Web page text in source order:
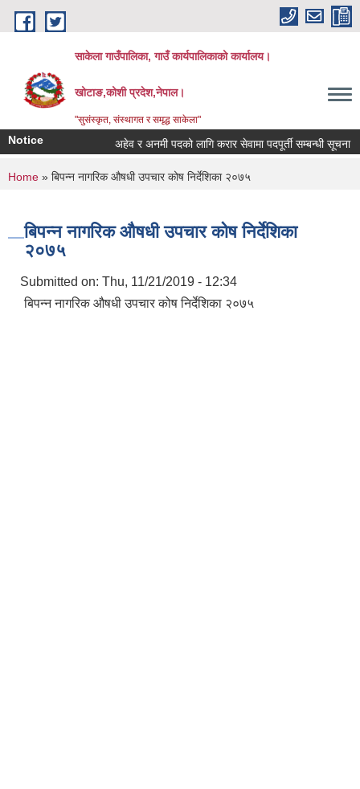
Skip to main content
साकेला गाउँपालिका, गाउँ कार्यपालिकाको कार्यालय।
खोटाङ,कोशी प्रदेश,नेपाल।
"सुसंस्कृत, संस्थागत र समृद्ध साकेला"
Notice अहेव र अनमी पदको लागि करार सेवामा पदपूर्ती सम्बन्धी सूचना
You are here
Home » बिपन्न नागरिक ‍‍‌‍औषधी उपचार कोष निर्देशिका २०७५
बिपन्न नागरिक ‍‍‌‍औषधी उपचार कोष निर्देशिका
२०७५
Submitted on: Thu, 11/21/2019 - 12:34
बिपन्न नागरिक ‍‍‌‍औषधी उपचार कोष निर्देशिका २०७५